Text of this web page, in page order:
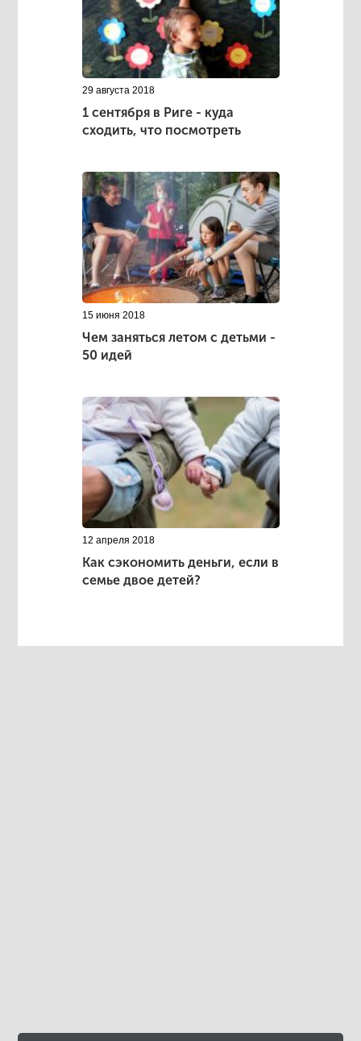
29 августа 2018
1 сентября в Риге - куда
сходить, что посмотреть
15 июня 2018
Чем заняться летом с детьми -
50 идей
12 апреля 2018
Как сэкономить деньги, если в
семье двое детей?